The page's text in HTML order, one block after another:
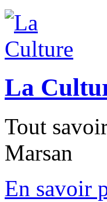
La
Tout
Marsan
En savoir